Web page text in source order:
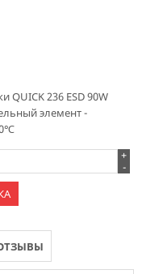
QUICK 236 ESD 90W
элемент -
+
-